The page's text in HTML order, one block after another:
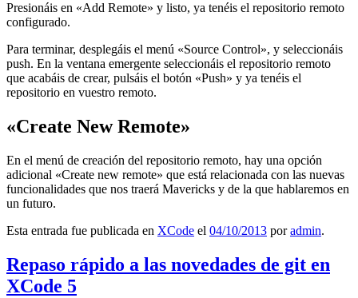
Presionáis en «Add Remote» y listo, ya tenéis el repositorio remoto
configurado.
Para terminar, desplegáis el menú «Source Control», y seleccionáis
push. En la ventana emergente seleccionáis el repositorio remoto
que acabáis de crear, pulsáis el botón «Push» y ya tenéis el
repositorio en vuestro remoto.
«Create New Remote»
En el menú de creación del repositorio remoto, hay una opción
adicional «Create new remote» que está relacionada con las nuevas
funcionalidades que nos traerá Mavericks y de la que hablaremos en
un futuro.
Esta entrada fue publicada en XCode el 04/10/2013 poradmin.
Repaso rápido a las novedades de git en
XCode 5